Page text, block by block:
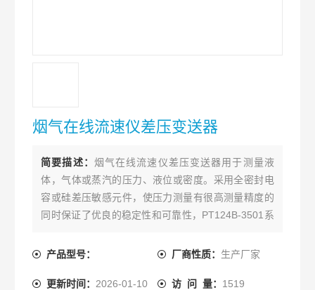
烟气在线流速仪差压变送器
简要描述： 烟气在线流速仪差压变送器用于测量液
体，气体或蒸汽的压力、液位或密度。采用全密封电
容或硅差压敏感元件，使压力测量有很高测量精度的
同时保证了优良的稳定性和可靠性，PT124B-3501系
器相互通讯，通过它们进行设定，监控，测试和组
产品型号： 厂商性质： 生产厂家
更新时间： 2026-01-10 访 问 量： 1519